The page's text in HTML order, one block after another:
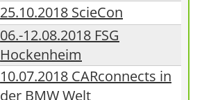
25.10.2018 ScieCon
06.-12.08.2018 FSG
Hockenheim
10.07.2018 CARconnects in
der BMW Welt